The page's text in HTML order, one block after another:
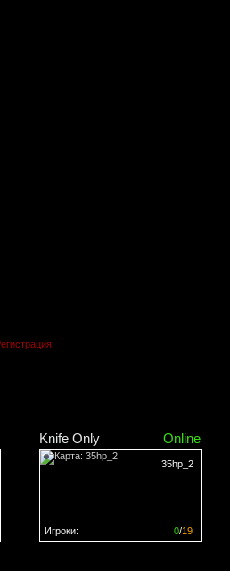
Knife Only Online
35hp_2
0/19
Игроки: